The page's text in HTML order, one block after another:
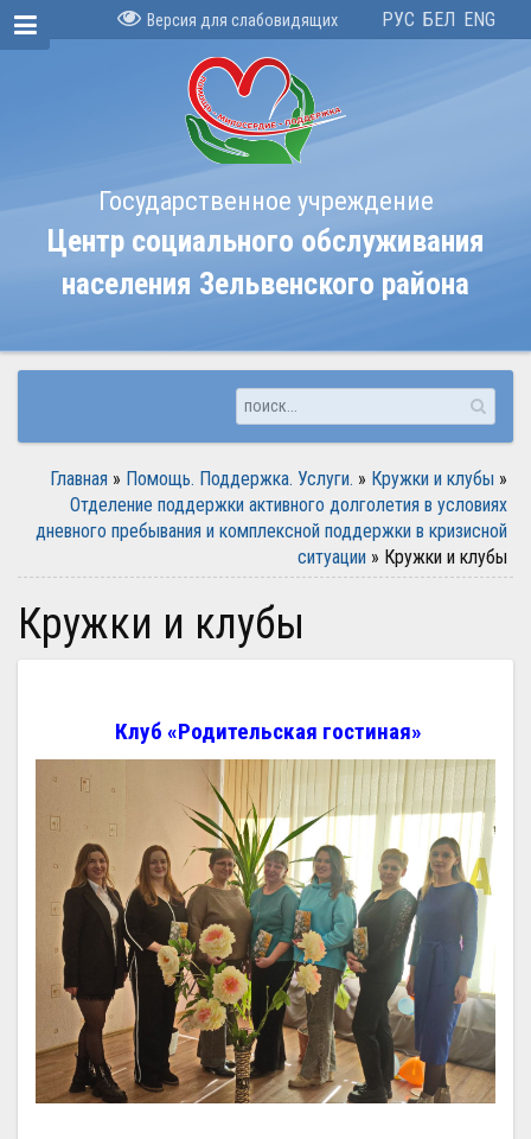
Версия для слабовидящих РУС БЕЛ ENG
Государственное учреждение
Центр социального обслуживания
населения Зельвенского района
Главная » Помощь. Поддержка. Услуги. » Кружки и клубы »
Отделение поддержки активного долголетия в условиях
дневного пребывания и комплексной поддержки в кризисной
ситуации » Кружки и клубы
Кружки и клубы
Клуб «Родительская гостиная»